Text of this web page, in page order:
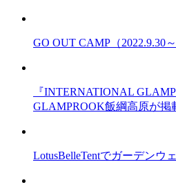
GO OUT CAMP（2022.9.30
『INTERNATIONAL
GLAMPROOK飯綱高原が掲
LotusBelleTentでガーデンウ